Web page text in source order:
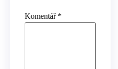
Komentář *